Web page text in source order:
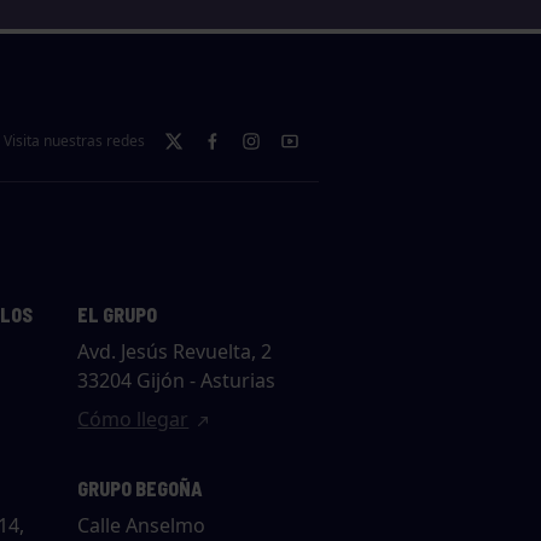
Visita nuestras redes
EL GRUPO
Avd. Jesús Revuelta, 2
33204 Gijón - Asturias
Cómo llegar
GRUPO BEGOÑA
Calle Anselmo